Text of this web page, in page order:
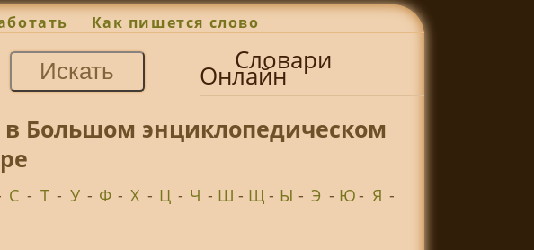
Как пишется слово
Словари
Онлайн
в Большом энциклопедическом
С - Т - У - Ф - Х - Ц - Ч - Ш - Щ- Ы - Э - Ю- Я -